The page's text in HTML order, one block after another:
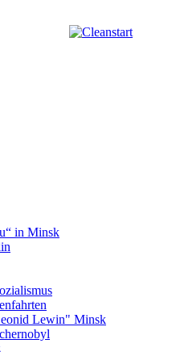
in Minsk
Lewin" Minsk